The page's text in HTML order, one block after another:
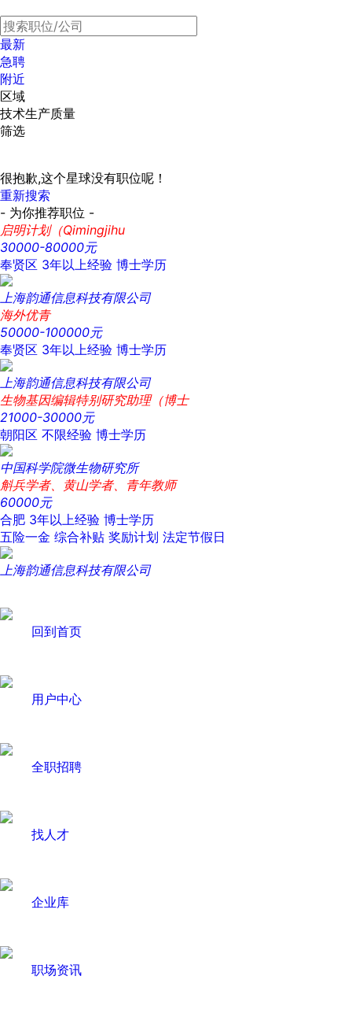
最新
急聘
附近
区域
技术生产质量
筛选
很抱歉,这个星球没有职位呢！
重新搜索
- 为你推荐职位 -
启明计划（Qimingjihu
30000-80000元
奉贤区 3年以上经验 博士学历
上海韵通信息科技有限公司
海外优青
50000-100000元
奉贤区 3年以上经验 博士学历
上海韵通信息科技有限公司
生物基因编辑特别研究助理（博士
21000-30000元
朝阳区 不限经验 博士学历
中国科学院微生物研究所
斛兵学者、黄山学者、青年教师
60000元
合肥 3年以上经验 博士学历
五险一金 综合补贴 奖励计划 法定节假日
上海韵通信息科技有限公司
回到首页
用户中心
全职招聘
找人才
企业库
职场资讯